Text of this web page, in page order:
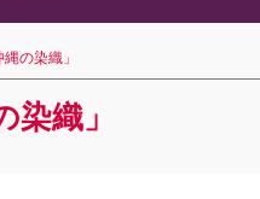
の染織」
織」